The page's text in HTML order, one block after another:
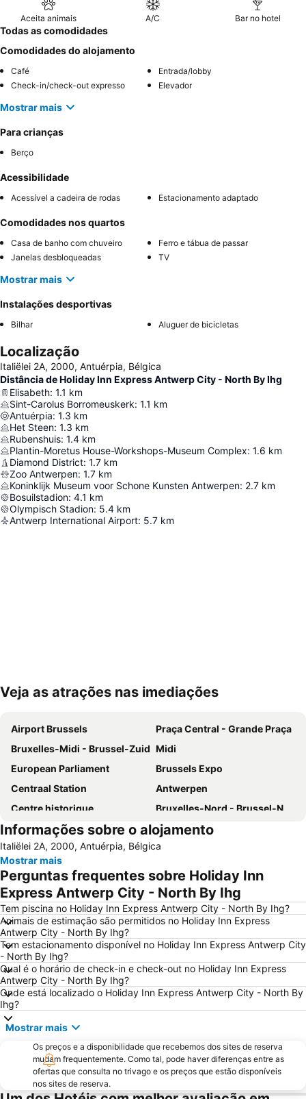
Aceita animais A/C Bar no hotel
Todas as comodidades
Comodidades do alojamento
Café
Entrada/lobby
Check-in/check-out expresso
Elevador
Mostrar mais
Para crianças
Berço
Acessibilidade
Acessível a cadeira de rodas Estacionamento adaptado
Comodidades nos quartos
Casa de banho com chuveiro
Ferro e tábua de passar
Janelas desbloqueadas
TV
Mostrar mais
Instalações desportivas
Bilhar Aluguer de bicicletas
Localização
Italiëlei 2A, 2000, Antuérpia, Bélgica
Distância de Holiday Inn Express Antwerp City - North By Ihg
Elisabeth: 1.1 km
Sint-Carolus Borromeuskerk: 1.1 km
Antuérpia: 1.3 km
Het Steen: 1.3 km
Rubenshuis: 1.4 km
Plantin-Moretus House-Workshops-Museum Complex: 1.6 km
Diamond District: 1.7 km
Zoo Antwerpen: 1.7 km
Koninklijk Museum voor Schone Kunsten Antwerpen: 2.7 km
Bosuilstadion: 4.1 km
Olympisch Stadion: 5.4 km
Antwerp International Airport: 5.7 km
Ampliar mapa
Veja as atrações nas imediações
Airport Brussels
Praça Central - Grande Praça
Bruxelles-Midi - Brussel-Zuid Midi
European Parliament
Brussels Expo
Centraal Station
Antwerpen
Centre historique
Bruxelles-Nord - Brussel-Noord
Parque do Cinqüentenário
Européen
Station Leuven
Estádio Rei Baldoíno
Atomium
Centro Belga das Histórias em Quadrinho
Port of Antwerp
Brussels Park
Place Sainte-Catherine
Bourse de Bruxelles
Grote Markt
Cinemateca Real da Bélgica
Jeu de Balle Flea Market
Forest National
Hoboken
Patria
Merksem
Deurne
Provinciaal Recreatiedomein De Schorre
City2
Libertés
Sablon
Flagey
Rock Werchter
Nord
Le Botanique
Informações sobre o alojamento
Italiëlei 2A, 2000, Antuérpia, Bélgica
Mostrar mais
Perguntas frequentes sobre Holiday Inn
Express Antwerp City - North By Ihg
Tem piscina no Holiday Inn Express Antwerp City - North By Ihg?
Animais de estimação são permitidos no Holiday Inn Express
Antwerp City - North By Ihg?
Tem estacionamento disponível no Holiday Inn Express Antwerp City
- North By Ihg?
Qual é o horário de check-in e check-out no Holiday Inn Express
Antwerp City - North By Ihg?
Onde está localizado o Holiday Inn Express Antwerp City - North By
Ihg?
Mostrar mais
Os preços e a disponibilidade que recebemos dos sites de reserva
mudam frequentemente. Como tal, pode haver diferenças entre as
ofertas que consulta no trivago e os preços que estão disponíveis
nos sites de reserva.